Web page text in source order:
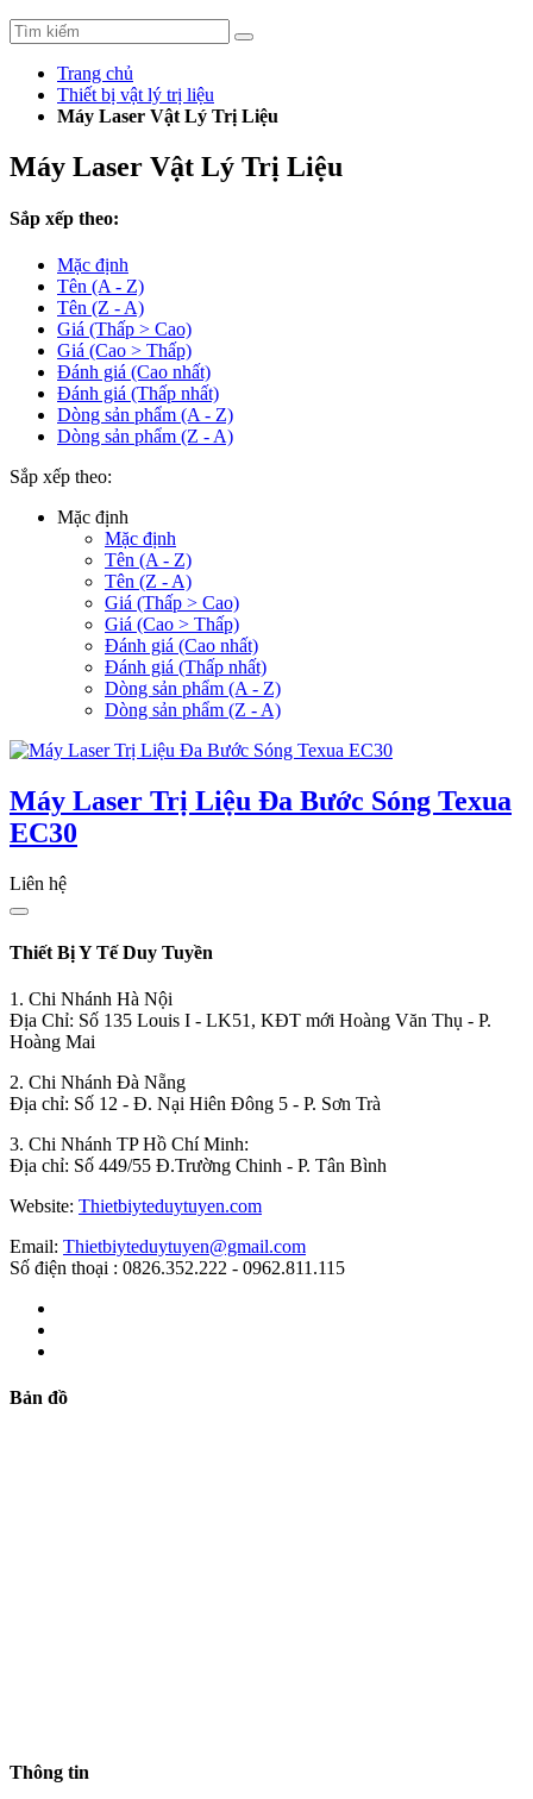
Trang chủ
Thiết bị vật lý trị liệu
Máy Laser Vật Lý Trị Liệu
Máy Laser Vật Lý Trị Liệu
Sắp xếp theo:
Mặc định
Tên (A - Z)
Tên (Z - A)
Giá (Thấp > Cao)
Giá (Cao > Thấp)
Đánh giá (Cao nhất)
Đánh giá (Thấp nhất)
Dòng sản phẩm (A - Z)
Dòng sản phẩm (Z - A)
Sắp xếp theo:
Mặc định
Mặc định
Tên (A - Z)
Tên (Z - A)
Giá (Thấp > Cao)
Giá (Cao > Thấp)
Đánh giá (Cao nhất)
Đánh giá (Thấp nhất)
Dòng sản phẩm (A - Z)
Dòng sản phẩm (Z - A)
Máy Laser Trị Liệu Đa Bước Sóng Texua
EC30
Liên hệ
Thiết Bị Y Tế Duy Tuyền
1. Chi Nhánh Hà Nội
Địa Chỉ: Số 135 Louis I - LK51, KĐT mới Hoàng Văn Thụ - P.
Hoàng Mai
2. Chi Nhánh Đà Nẵng
Địa chỉ: Số 12 - Đ. Nại Hiên Đông 5 - P. Sơn Trà
3. Chi Nhánh TP Hồ Chí Minh:
Địa chỉ: Số 449/55 Đ.Trường Chinh - P. Tân Bình
Website: Thietbiyteduytuyen.com
Email: Thietbiyteduytuyen@gmail.com
Số điện thoại : 0826.352.222 - 0962.811.115
Bản đồ
Thông tin